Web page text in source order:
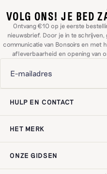
VOLG ONS! JE BED
Ontvang €10 op je eerste
nieuwsbrief. Door je in te
communicatie van Bonsoirs en met
afleverbaarheid en opening van
HULP EN CONTACT
Neem contact met ons op!
Veelgestelde vragen
Klantbeoordelingen
Privacybeleid
HET MERK
Onze expertise
Onze engagementen
Recycling
ONZE GIDSEN